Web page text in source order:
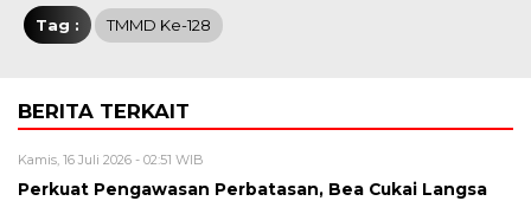
Tag : TMMD Ke-128
BERITA TERKAIT
Kamis, 16 Juli 2026 - 02:51 WIB
Perkuat Pengawasan Perbatasan, Bea Cukai Langsa